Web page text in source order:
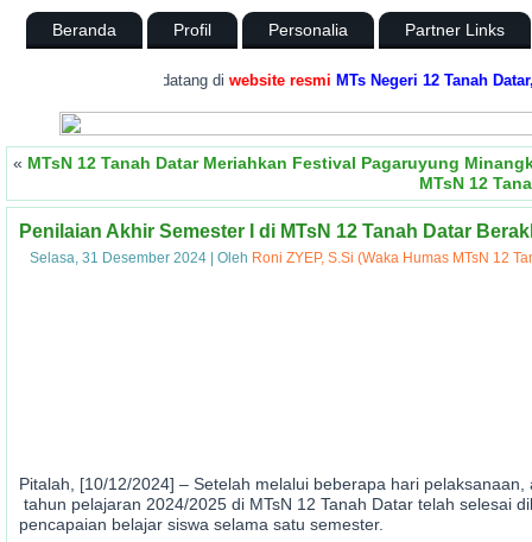
Beranda Profil Personalia Partner Links
Selamat datang di website resmi MTs Negeri 12 Tanah Datar,
« MTsN 12 Tanah Datar Meriahkan Festival Pagaruyung
MTsN 12
Penilaian Akhir Semester I di MTsN 12 Tanah Datar
Selasa, 31 Desember 2024 Oleh Roni ZYEP, S.Si (Waka Humas MTsN 12
Pitalah, [10/12/2024] – Setelah melalui beberapa hari
tahun pelajaran 2024/2025 di MTsN 12 Tanah Datar telah selesai
pencapaian belajar siswa selama satu semester.